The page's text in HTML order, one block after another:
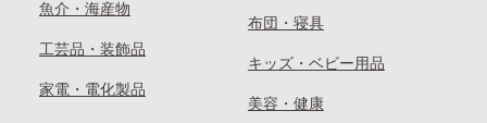
魚介・海産物
工芸品・装飾品
家電・電化製品
布団・寝具
キッズ・ベビー用品
美容・健康